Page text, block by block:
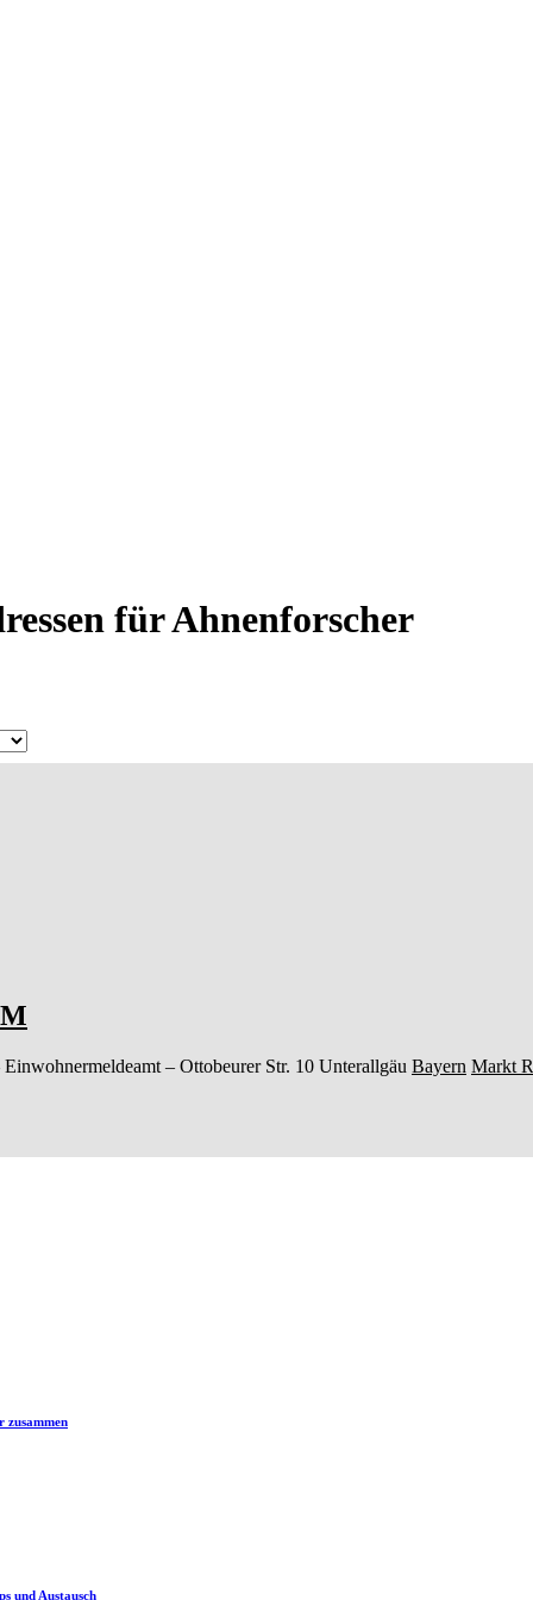
für Ahnenforscher
Einwohnermeldeamt – Ottobeurer Str. 10 Unterallgäu Bayern Markt
zusammen
und Austausch